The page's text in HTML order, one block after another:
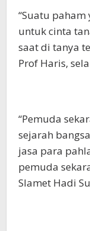
“Suatu
untuk cinta
saat di tanya
Prof Haris,
“Pemuda
sejarah
jasa para
pemuda
Slamet Hadi